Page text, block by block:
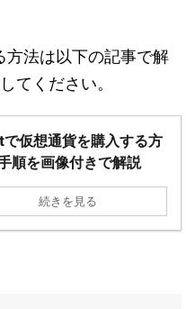
法は以下の記事で解
てください。
仮想通貨を購入する方
順を画像付きで解説
続きを見る